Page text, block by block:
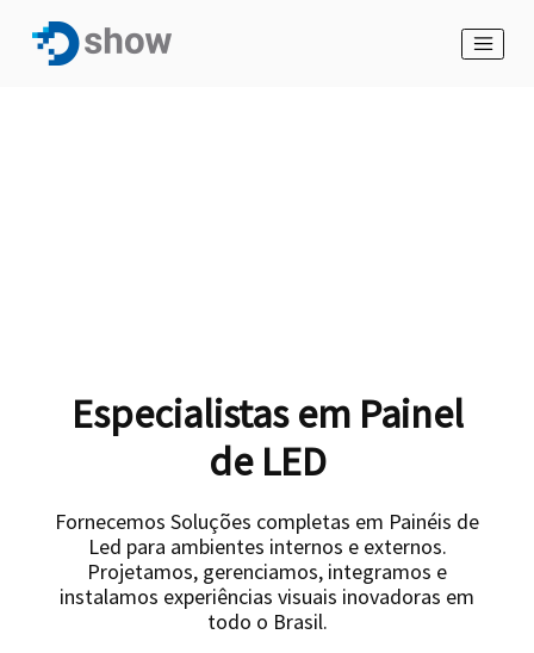
Especialistas em Painel
de LED
Fornecemos Soluções completas em Painéis de
Led para ambientes internos e externos.
Projetamos, gerenciamos, integramos e
instalamos experiências visuais inovadoras em
todo o Brasil.